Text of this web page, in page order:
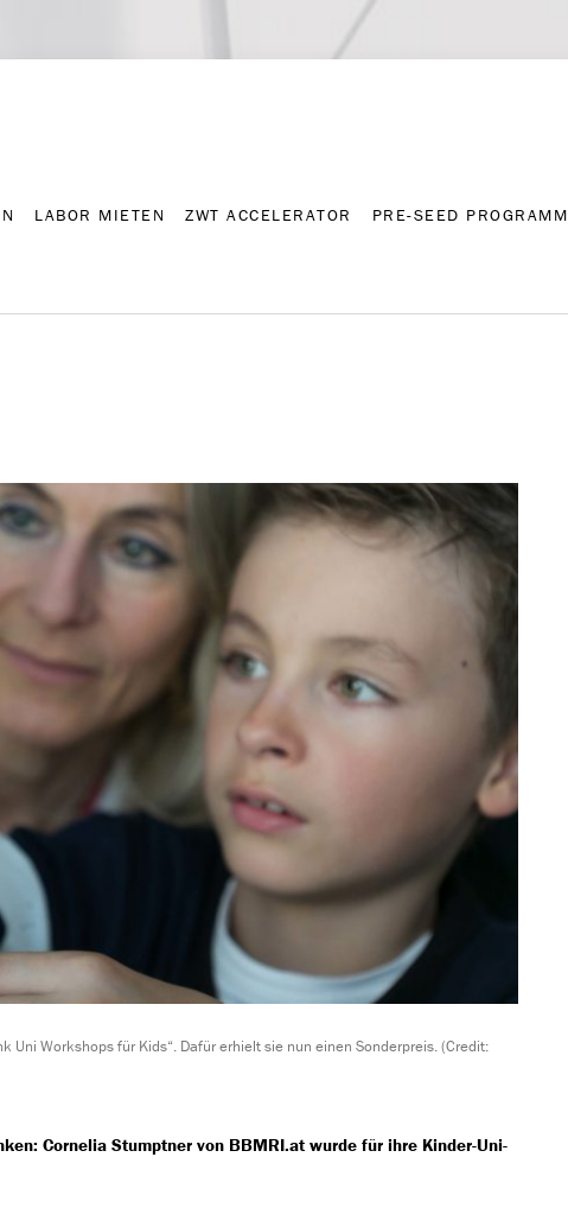
LABOR MIETEN ZWT ACCELERATOR PRE-SEED PROGRAMM
Workshops für Kids“. Dafür erhielt sie nun einen Sonderpreis. (Credit:
Cornelia Stumptner von BBMRI.at wurde für ihre Kinder-Uni-